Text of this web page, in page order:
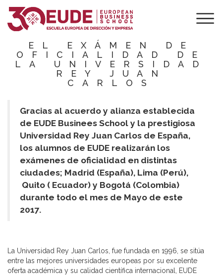
ALUMNOS DE
EUDE SE
EL EXÁMEN DE
OFICIALIDAD DE
LA UNIVERSIDAD
REY JUAN
CARLOS
Gracias al acuerdo y alianza establecida
de EUDE Businees School y la prestigiosa
Universidad Rey Juan Carlos de España,
los alumnos de EUDE realizarán los
exámenes de oficialidad en distintas
ciudades; Madrid (España), Lima (Perú),
Quito ( Ecuador) y Bogotá (Colombia)
durante todo el mes de Mayo de este
2017.
La Universidad Rey Juan Carlos, fue fundada en 1996, se sitúa
entre las mejores universidades europeas por su excelente
oferta académica y su calidad científica internacional, EUDE